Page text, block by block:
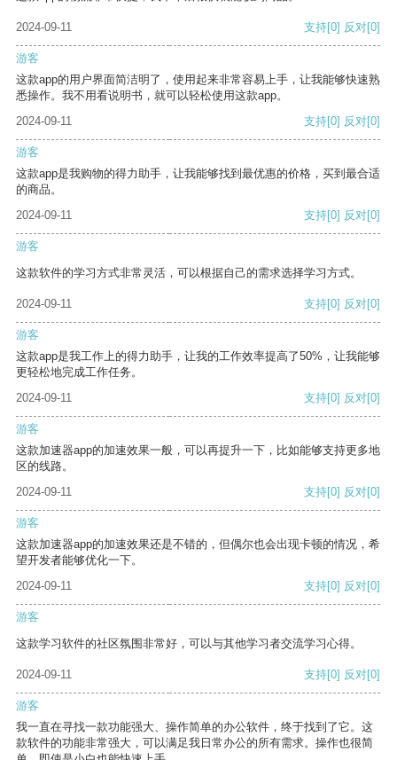
2024-09-11 支持[0] 反对[0]
游客
这款app的用户界面简洁明了，使用起来非常容易上手，让我能够快速熟
悉操作。我不用看说明书，就可以轻松使用这款app。
2024-09-11
支持[0] 反对[0]
游客
这款app是我购物的得力助手，让我能够找到最优惠的价格，买到最合适
的商品。
2024-09-11
支持[0] 反对[0]
游客
这款软件的学习方式非常灵活，可以根据自己的需求选择学习方式。
2024-09-11 支持[0] 反对[0]
游客
这款app是我工作上的得力助手，让我的工作效率提高了50%，让我能够
更轻松地完成工作任务。
2024-09-11
支持[0] 反对[0]
游客
这款加速器app的加速效果一般，可以再提升一下，比如能够支持更多地
区的线路。
2024-09-11
支持[0] 反对[0]
游客
这款加速器app的加速效果还是不错的，但偶尔也会出现卡顿的情况，希
望开发者能够优化一下。
2024-09-11
支持[0] 反对[0]
游客
这款学习软件的社区氛围非常好，可以与其他学习者交流学习心得。
2024-09-11 支持[0] 反对[0]
游客
我一直在寻找一款功能强大、操作简单的办公软件，终于找到了它。这
款软件的功能非常强大，可以满足我日常办公的所有需求。操作也很简